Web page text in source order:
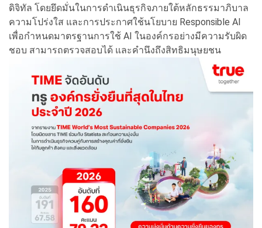
ดิจิทัล โดยยึดมั่นในการดำเนินธุรกิจภายใต้หลักธรรมาภิบาล
ความโปร่งใส และการประกาศใช้นโยบาย Responsible AI
เพื่อกำหนดมาตรฐานการใช้ AI ในองค์กรอย่างมีความรับผิด
ชอบ สามารถตรวจสอบได้ และคำนึงถึงสิทธิมนุษยชน